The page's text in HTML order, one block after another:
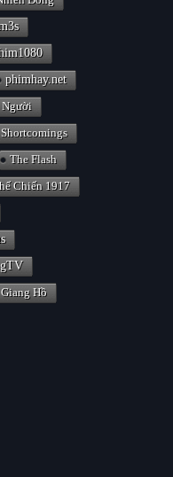
phimhay.net
Người
Shortcomings
The Flash
Chiến 1917
Hồ